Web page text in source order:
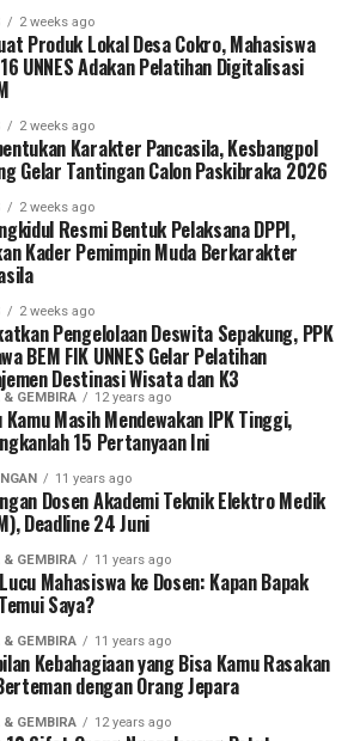
wawasannya bisa lebih luas
dan lengkap,” katanya.
lantas diterima warga. Banyak
tawaran itu hanya angin
Tri tak kendur. Melalui pengajian
Makmur yang berada pada
kembali program
warga. Saat itu dua-tiga orang
warga lainnya masih kuekeuh.
Tri Aulat, memang dijadikan proyek
ia mengaku harus nombok.
diterima dari pemerintah melalui
pada Januari 2011 lalu hanya cukup
tombok untuk membayar bulanannya.
bulat. Eman kalau berhenti di
Tri.
tersosialisasi ia tak segan
rumah warga untuk
internet. Lamban laut banyak warga
mengikutinya. Namun ada saja
oleh bapak dua anak ini. Sinyal wifi
2 weeks ago
Produk Lokal Desa Cokro, Mahasiswa
UNNES Adakan Pelatihan Digitalisasi
2 weeks ago
Karakter Pancasila, Kesbangpol
Gelar Tantingan Calon Paskibraka 2026
2 weeks ago
Resmi Bentuk Pelaksana DPPI,
Kader Pemimpin Muda Berkarakter
2 weeks ago
Pengelolaan Deswita Sepakung, PPK
BEM FIK UNNES Gelar Pelatihan
Destinasi Wisata dan K3
& GEMBIRA 12 years ago
Kamu Masih Mendewakan IPK Tinggi,
15 Pertanyaan Ini
11 years ago
Dosen Akademi Teknik Elektro Medik
Deadline 24 Juni
& GEMBIRA 11 years ago
Mahasiswa ke Dosen: Kapan Bapak
Saya?
& GEMBIRA 11 years ago
Kebahagiaan yang Bisa Kamu Rasakan
dengan Orang Jepara
& GEMBIRA 12 years ago